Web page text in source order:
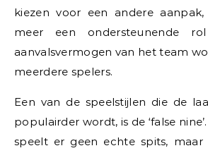
kiezen voor een andere
meer een ondersteunende
aanvalsvermogen van het team
meerdere spelers.
Een van de speelstijlen die de
populairder wordt, is de ‘false
speelt er geen echte spits,